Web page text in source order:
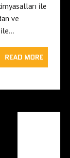
ile
ve
ile…
READ MORE